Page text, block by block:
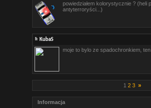
powiedziałem kolorystycznie ? (heli
antyterroryści...)
KubaS
moje to bylo ze spadochronkiem,
1 2 3 »
Informacja